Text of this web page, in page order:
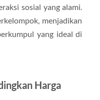
sosial yang alami.
menjadikan
yang ideal di
Harga